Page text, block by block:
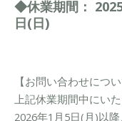
◆休業期間：
日(日)
【お問い合わせについ
上記休業期間中にい
2026年1月5日(月)以